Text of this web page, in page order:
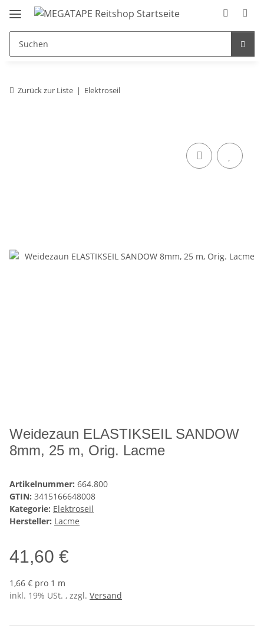
Zurück zur Liste Elektroseil
Weidezaun ELASTIKSEIL SANDOW
8mm, 25 m, Orig. Lacme
Artikelnummer: 664.800
GTIN: 3415166648008
Kategorie: Elektroseil
Hersteller: Lacme
41,60 €
1,66 € pro 1 m
inkl. 19% USt. , zzgl. Versand